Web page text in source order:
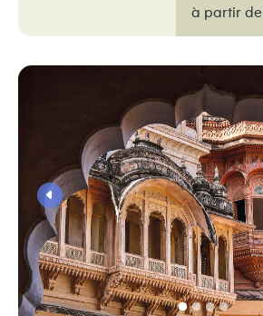
à partir de